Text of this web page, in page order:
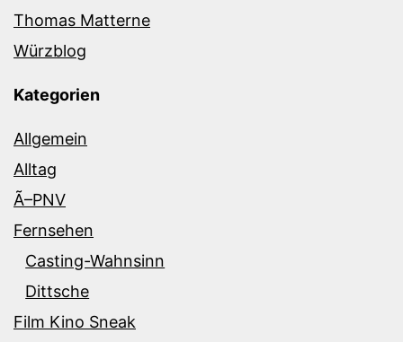
Thomas Matterne
Würzblog
Kategorien
Allgemein
Alltag
Ã–PNV
Fernsehen
Casting-Wahnsinn
Dittsche
Film Kino Sneak